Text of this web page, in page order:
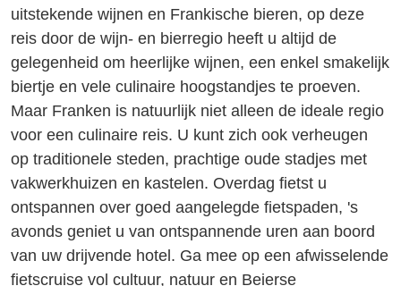
uitstekende wijnen en Frankische bieren, op deze
reis door de wijn- en bierregio heeft u altijd de
gelegenheid om heerlijke wijnen, een enkel smakelijk
biertje en vele culinaire hoogstandjes te proeven.
Maar Franken is natuurlijk niet alleen de ideale regio
voor een culinaire reis. U kunt zich ook verheugen
op traditionele steden, prachtige oude stadjes met
vakwerkhuizen en kastelen. Overdag fietst u
ontspannen over goed aangelegde fietspaden, 's
avonds geniet u van ontspannende uren aan boord
van uw drijvende hotel. Ga mee op een afwisselende
fietscruise vol cultuur, natuur en Beierse